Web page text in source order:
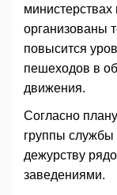
организованы
повысится
пешеходов в
движения.
Согласно
группы службы
дежурству
заведениями.